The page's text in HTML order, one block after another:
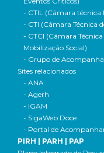
- CTIL (Câmara técnica
- CTI (Câmara Técnica
- CTCI (Câmara
Mobilização Social)
- Grupo de
Sites relacionados
- ANA
- Agerh
- IGAM
- SigaWeb Doce
- Portal de
PIRH | PARH | PAP